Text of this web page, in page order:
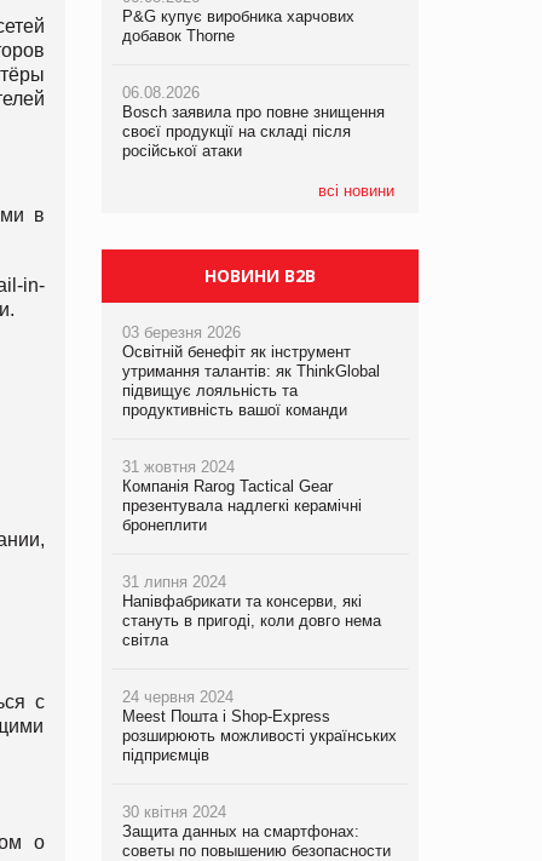
в
in-
с
о
P&G купує виробника харчових
добавок Thorne
06.08.2026
Bosch заявила про повне знищення
своєї продукції на складі після
російської атаки
всі новини
у VARUS з’явилися новинки від ТМ
ТОКЕРИ
Сергій Лісунов про заморожені
P&G купує виробника харчових
добавок Thorne
06.08.2026
Bosch заявила про повне знищення
своєї продукції на складі після
російської атаки
НОВИНИ B2B
03 березня 2026
Освітній бенефіт як інструмент
утримання талантів: як ThinkGlobal
підвищує лояльність та
продуктивність вашої команди
31 жовтня 2024
Компанія Rarog Tactical Gear
презентувала надлегкі керамічні
бронеплити
31 липня 2024
Напівфабрикати та консерви, які
стануть в пригоді, коли довго нема
світла
24 червня 2024
Meest Пошта і Shop-Express
розширюють можливості українських
підприємців
30 квітня 2024
Защита данных на смартфонах:
советы по повышению безопасности